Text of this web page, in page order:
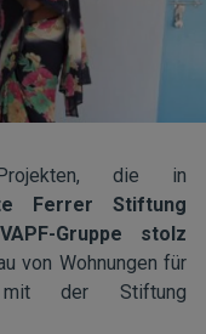
die in
Ferrer Stiftung
Gruppe stolz
von Wohnungen für
der Stiftung